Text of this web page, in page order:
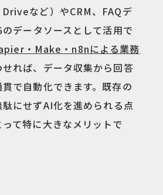
など）やCRM、FAQデ
データソースとして活用で
・Make・n8nによる業務
せれば、データ収集から回答
で自動化できます。既存の
にせずAI化を進められる点
て特に大きなメリットで